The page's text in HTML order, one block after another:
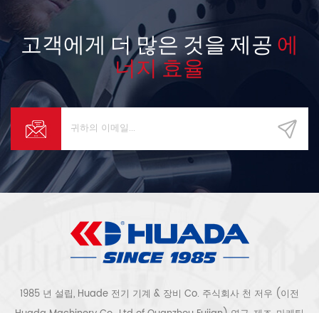
고객에게 더 많은 것을 제공 에
너지 효율
1985 년 설립, Huade 전기 기계 & 장비 Co. 주식회사 천 저우 (이전